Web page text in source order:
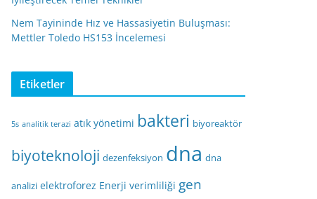
Nem Tayininde Hız ve Hassasiyetin Buluşması:
Mettler Toledo HS153 İncelemesi
Etiketler
5s analitik terazi atık yönetimi bakteri biyoreaktör
biyoteknoloji dezenfeksiyon dna dna
analizi elektroforez Enerji verimliliği gen